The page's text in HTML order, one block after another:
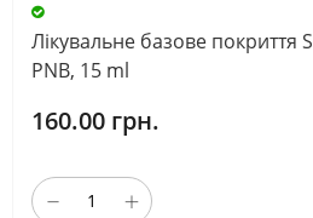
Лікувальне базове покриття
PNB, 15 ml
160.00 грн.